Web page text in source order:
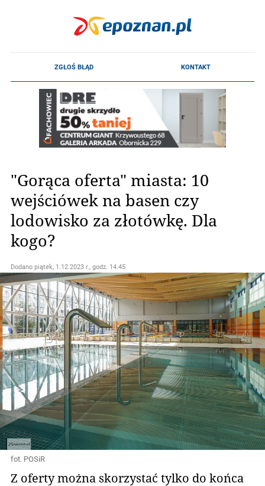
"Gorąca oferta" miasta: 10
wejściówek na basen czy
lodowisko za złotówkę. Dla
kogo?
Dodano piątek, 1.12.2023 r., godz. 14.45
fot. POSiR
Z oferty można skorzystać tylko do końca